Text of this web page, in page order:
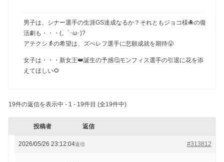
男子は、シナー選手の生涯GS達成なるか？それともジョコ様🐙の復
活劇も・・・(。´･ω･)?
アテクシ👵の希望は、ズべレフ選手に悲願成就を期待😤
女子は・・・新女王👑誕生の予感🤔モンフィス選手の引退に花を添
えてほしい🌻
19件の返信を表示中 - 1 - 19件目 (全19件中)
投稿者 返信
2026/05/26 23:12:04 #313812
返信